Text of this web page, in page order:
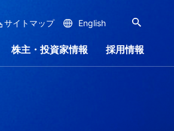
サイトマップ English
株主・投資家情報 採用情報